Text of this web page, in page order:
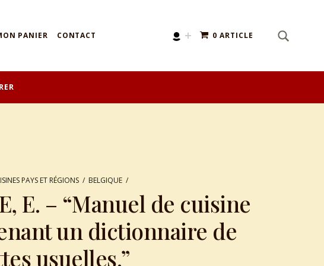
PANIER CONTACT 0 ARTICLE Search for:
PAYS ET RÉGIONS / BELGIQUE /
E. – “Manuel de cuisine
un dictionnaire de
usuelles.”